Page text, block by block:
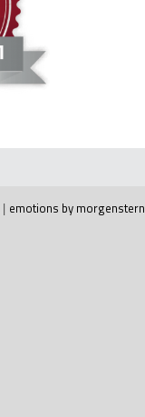
| emotions by morgenstern